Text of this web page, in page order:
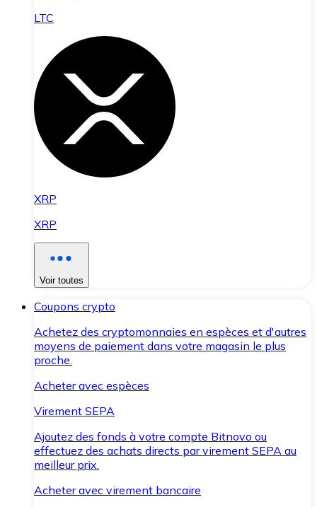
LTC
XRP
XRP
Voir toutes
Coupons crypto
Achetez des cryptomonnaies en espèces et d'autres
moyens de paiement dans votre magasin le plus
proche.
Acheter avec espèces
Virement SEPA
Ajoutez des fonds à votre compte Bitnovo ou
effectuez des achats directs par virement SEPA au
meilleur prix.
Acheter avec virement bancaire